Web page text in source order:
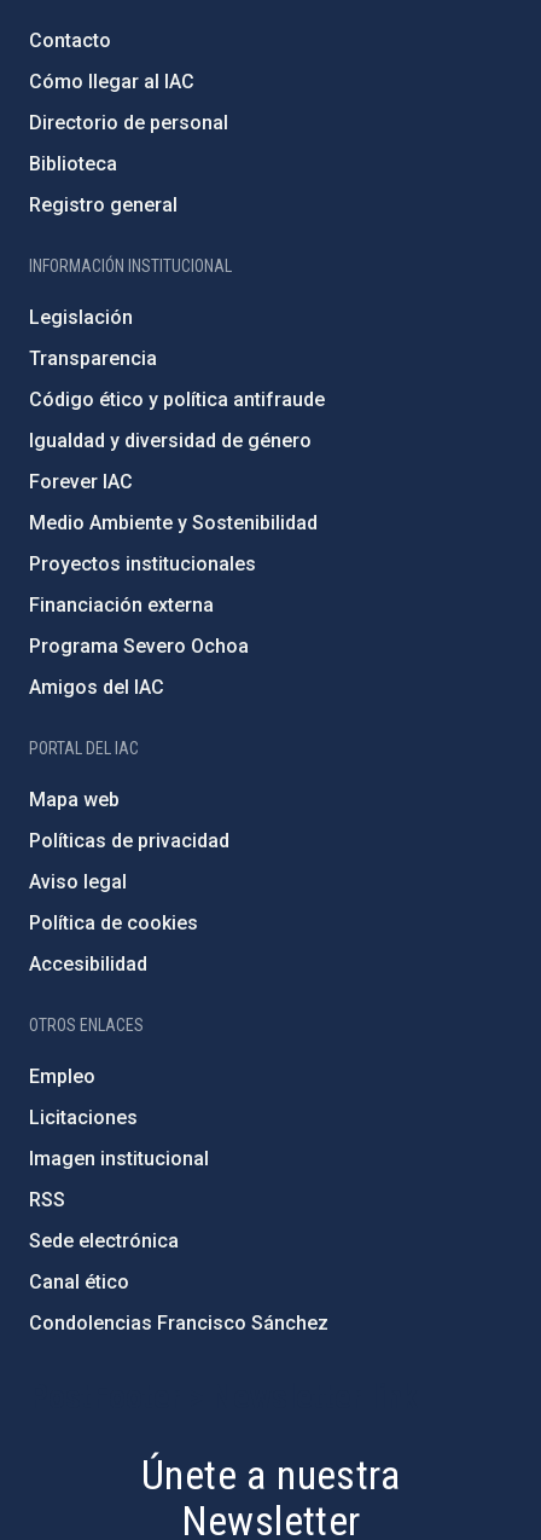
Contacto
Cómo llegar al IAC
Directorio de personal
Biblioteca
Registro general
INFORMACIÓN INSTITUCIONAL
Legislación
Transparencia
Código ético y política antifraude
Igualdad y diversidad de género
Forever IAC
Medio Ambiente y Sostenibilidad
Proyectos institucionales
Financiación externa
Programa Severo Ochoa
Amigos del IAC
PORTAL DEL IAC
Mapa web
Políticas de privacidad
Aviso legal
Política de cookies
Accesibilidad
OTROS ENLACES
Empleo
Licitaciones
Imagen institucional
RSS
Sede electrónica
Canal ético
Condolencias Francisco Sánchez
Únete a nuestra
Newsletter